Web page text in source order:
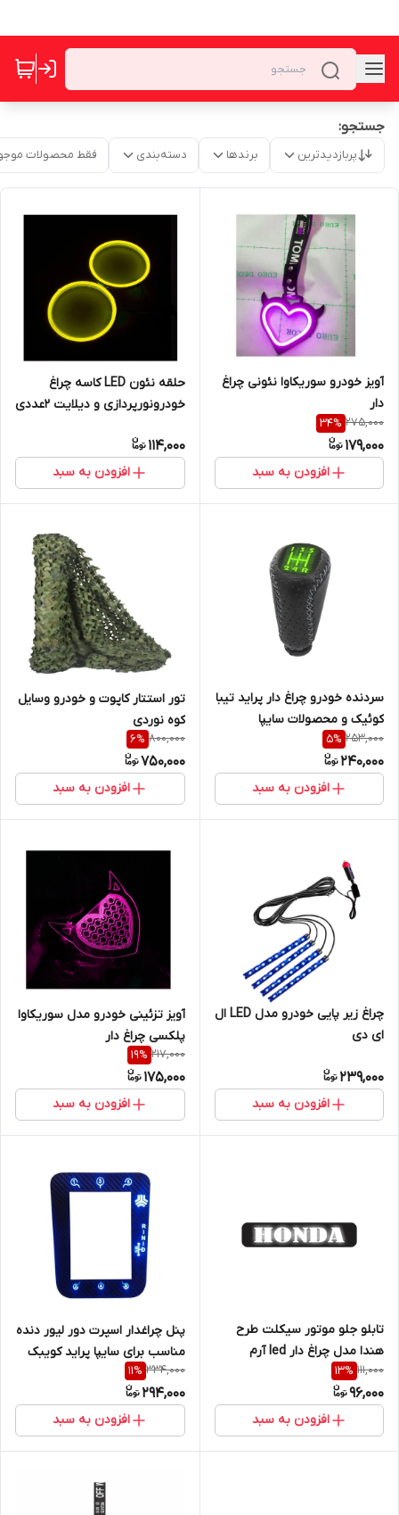
جستجو:
پربازدیدترین برندها دسته‌بندی فقط محصولات
آویز خودرو سوریکاوا نئونی چراغ
دار
275,000
34%
179,000
افزودن به سبد
حلقه نئون LED کاسه چراغ
خودرونورپردازی و دیلایت 2عددی
114,000
افزودن به سبد
سردنده خودرو چراغ دار پراید تیبا
کوئیک و محصولات سایپا
253,000
5%
240,000
افزودن به سبد
تور استتار کاپوت و خودرو وسایل
کوه نوردی
800,000
6%
750,000
افزودن به سبد
چراغ زیر پایی خودرو مدل LED ال
ای دی
239,000
افزودن به سبد
آویز تزئینی خودرو مدل سوریکاوا
پلکسی چراغ دار
217,000
19%
175,000
افزودن به سبد
تابلو جلو موتور سیکلت طرح
هندا مدل چراغ دار led آرم
honda
111,000
13%
96,000
افزودن به سبد
پنل چراغدار اسپرت دور لیور دنده
مناسب برای سایپا پراید کویبک
ساینا و ...
334,000
11%
294,000
افزودن به سبد